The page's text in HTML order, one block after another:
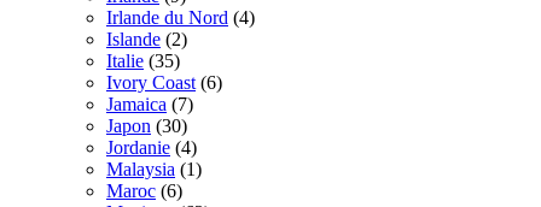
Irlande du Nord (4)
Islande (2)
Italie (35)
Ivory Coast (6)
Jamaica (7)
Japon (30)
Jordanie (4)
Malaysia (1)
Maroc (6)